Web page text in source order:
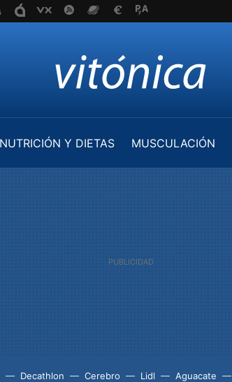
NUTRICIÓN Y DIETAS MUSCULACIÓN
Decathlon Cerebro Lidl Aguacate